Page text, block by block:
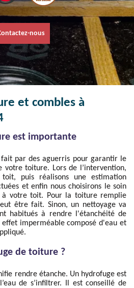
nous
et combles à
est importante
par des aguerris pour garantir le
votre toiture. Lors de l’intervention,
puis réalisons une estimation
et enfin nous choisirons le soin
à votre toit. Pour la toiture remplie
être fait. Sinon, un nettoyage va
habitués à rendre l'étanchéité de
imperméable composé d'eau et
de toiture ?
rendre étanche. Un hydrofuge est
de s’infiltrer. Il est conseillé de